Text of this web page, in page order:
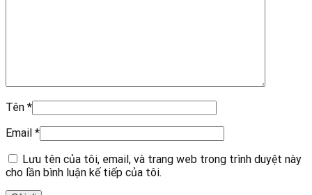
Tên *
Email *
Lưu tên của tôi, email, và trang web trong trình duyệt này
cho lần bình luận kế tiếp của tôi.